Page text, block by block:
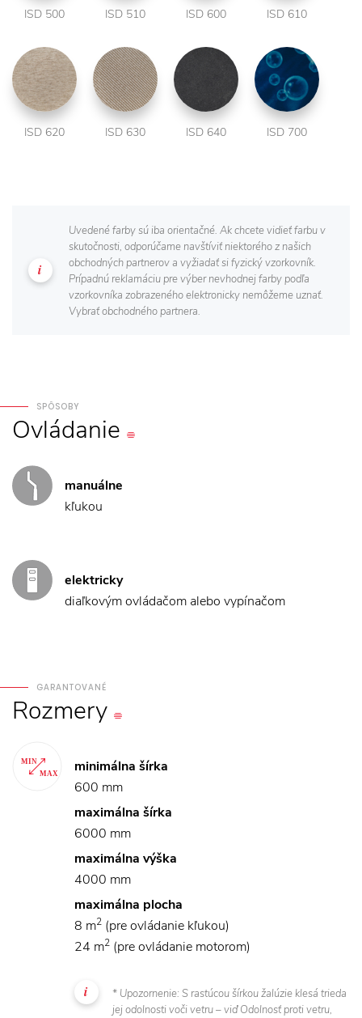
ISD 500 ISD 510 ISD 600 ISD 610
ISD 620 ISD 630 ISD 640 ISD 700
Uvedené farby sú iba orientačné. Ak chcete vidieť farbu v
skutočnosti, odporúčame navštíviť niektorého z našich
obchodných partnerov a vyžiadať si fyzický vzorkovník.
Prípadnú reklamáciu pre výber nevhodnej farby podľa
vzorkovníka zobrazeného elektronicky nemôžeme uznať.
Vybrať obchodného partnera.
SPÔSOBY
Ovládanie
manuálne
kľukou
elektricky
diaľkovým ovládačom alebo vypínačom
GARANTOVANÉ
Rozmery
minimálna šírka
600 mm
maximálna šírka
6000 mm
maximálna výška
4000 mm
maximálna plocha
8 m2 (pre ovládanie kľukou)
24 m2 (pre ovládanie motorom)
* Upozornenie: S rastúcou šírkou žalúzie klesá trieda
jej odolnosti voči vetru – viď Odolnosť proti vetru,